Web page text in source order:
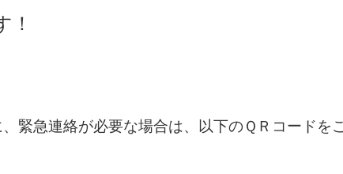
！
急連絡が必要な場合は、以下のＱＲコードを